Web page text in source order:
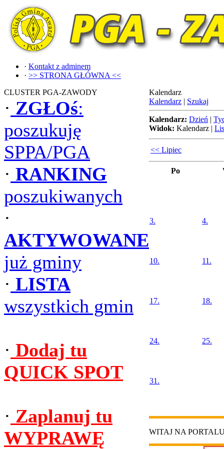
· Kontakt z adminem
· >> STRONA GŁÓWNA <<
CLUSTER PGA-ZAWODY
· ZGŁOś:
poszukuję
SPPA/PGA
· RANKING
poszukiwanych
·
AKTYWOWANE
już gminy
· LISTA
wszystkich gmin
· Dodaj tu
QUICK SPOT
· Zaplanuj tu
WYPRAWĘ
Kalendarz
Kalendarz | Szukaj
Kalendarz: Dzień |
Widok: Kalendarz |
<< Lipiec
Po
3. 4.
10. 11.
17. 18.
24. 25.
31.
WITAJ NA